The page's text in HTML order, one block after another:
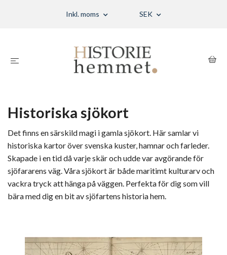
Inkl. moms SEK
Historiska sjökort
Det finns en särskild magi i gamla sjökort. Här samlar vi
historiska kartor över svenska kuster, hamnar och farleder.
Skapade i en tid då varje skär och udde var avgörande för
sjöfararens väg. Våra sjökort är både maritimt kulturarv och
vackra tryck att hänga på väggen. Perfekta för dig som vill
bära med dig en bit av sjöfartens historia hem.